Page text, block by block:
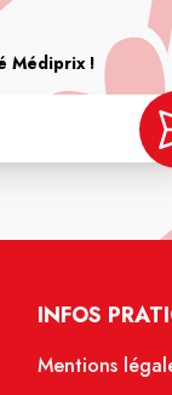
Médiprix !
INFOS
Mentions